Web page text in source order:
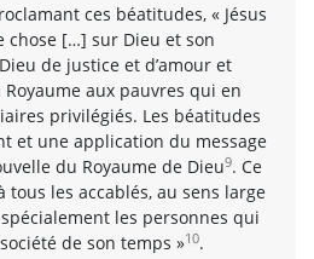
ces béatitudes, « Jésus
chose […] sur Dieu et son
de justice et d’amour et
aux pauvres qui en
privilégiés. Les béatitudes
et une application du message
du Royaume de Dieu9. Ce
tous les accablés, au sens large
les personnes qui
de son temps »10.